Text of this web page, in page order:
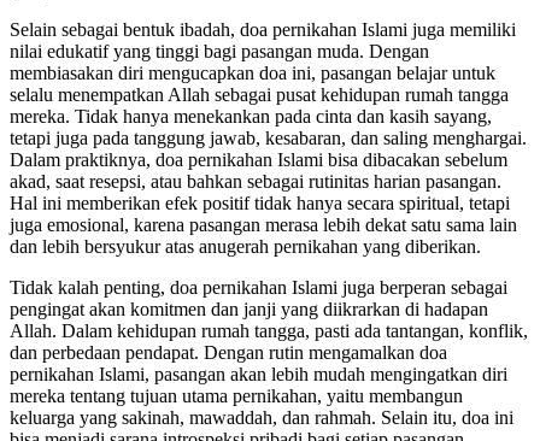
Selain sebagai bentuk ibadah, doa pernikahan Islami juga memiliki
nilai edukatif yang tinggi bagi pasangan muda. Dengan
membiasakan diri mengucapkan doa ini, pasangan belajar untuk
selalu menempatkan Allah sebagai pusat kehidupan rumah tangga
mereka. Tidak hanya menekankan pada cinta dan kasih sayang,
tetapi juga pada tanggung jawab, kesabaran, dan saling menghargai.
Dalam praktiknya, doa pernikahan Islami bisa dibacakan sebelum
akad, saat resepsi, atau bahkan sebagai rutinitas harian pasangan.
Hal ini memberikan efek positif tidak hanya secara spiritual, tetapi
juga emosional, karena pasangan merasa lebih dekat satu sama lain
dan lebih bersyukur atas anugerah pernikahan yang diberikan.
Tidak kalah penting, doa pernikahan Islami juga berperan sebagai
pengingat akan komitmen dan janji yang diikrarkan di hadapan
Allah. Dalam kehidupan rumah tangga, pasti ada tantangan, konflik,
dan perbedaan pendapat. Dengan rutin mengamalkan doa
pernikahan Islami, pasangan akan lebih mudah mengingatkan diri
mereka tentang tujuan utama pernikahan, yaitu membangun
keluarga yang sakinah, mawaddah, dan rahmah. Selain itu, doa ini